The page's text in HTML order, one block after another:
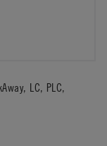
LC, PLC,